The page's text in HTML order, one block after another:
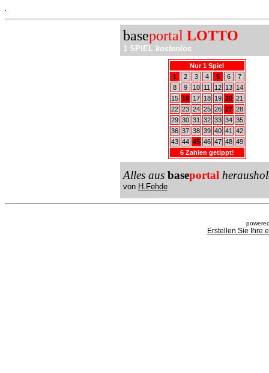
baseportal LOTTO
1 SPIEL kostenlos
Nur 1 Spiel
1
2 3 4 5 6
7
8
9 10 11 12 13
14
15 16 17 18 19 20 21
22 23 24 25 26 27 28
29 30 31 32 33 34 35
36 37 38 39 40 41
42
43 44 45 46 47 48 49
6 Zahlen getippt!
Alles aus baseportal
von H.Fehde
Erstellen Sie Ihre